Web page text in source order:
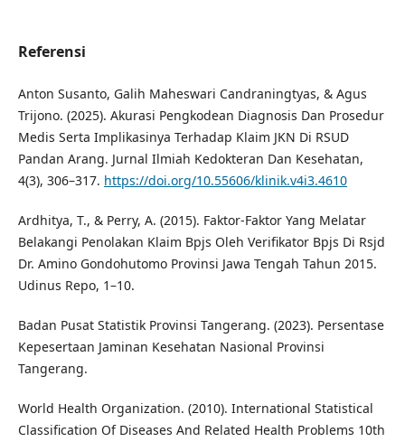
Referensi
Anton Susanto, Galih Maheswari Candraningtyas, & Agus
Trijono. (2025). Akurasi Pengkodean Diagnosis Dan Prosedur
Medis Serta Implikasinya Terhadap Klaim JKN Di RSUD
Pandan Arang. Jurnal Ilmiah Kedokteran Dan Kesehatan,
4(3), 306–317. https://doi.org/10.55606/klinik.v4i3.4610
Ardhitya, T., & Perry, A. (2015). Faktor-Faktor Yang Melatar
Belakangi Penolakan Klaim Bpjs Oleh Verifikator Bpjs Di Rsjd
Dr. Amino Gondohutomo Provinsi Jawa Tengah Tahun 2015.
Udinus Repo, 1–10.
Badan Pusat Statistik Provinsi Tangerang. (2023). Persentase
Kepesertaan Jaminan Kesehatan Nasional Provinsi
Tangerang.
World Health Organization. (2010). International Statistical
Classification Of Diseases And Related Health Problems 10th